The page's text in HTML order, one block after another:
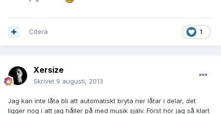
1
Citera
Xersize
Skrivet 9 augusti, 2013
Jag kan inte låta bli att automatiskt bryta ner låtar i delar, det
ligger nog i att jag håller på med musik själv. Först hör jag så klart